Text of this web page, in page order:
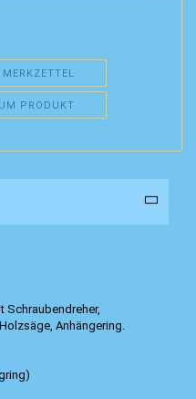
PRODUKT
Schraubendreher,
Anhängering.